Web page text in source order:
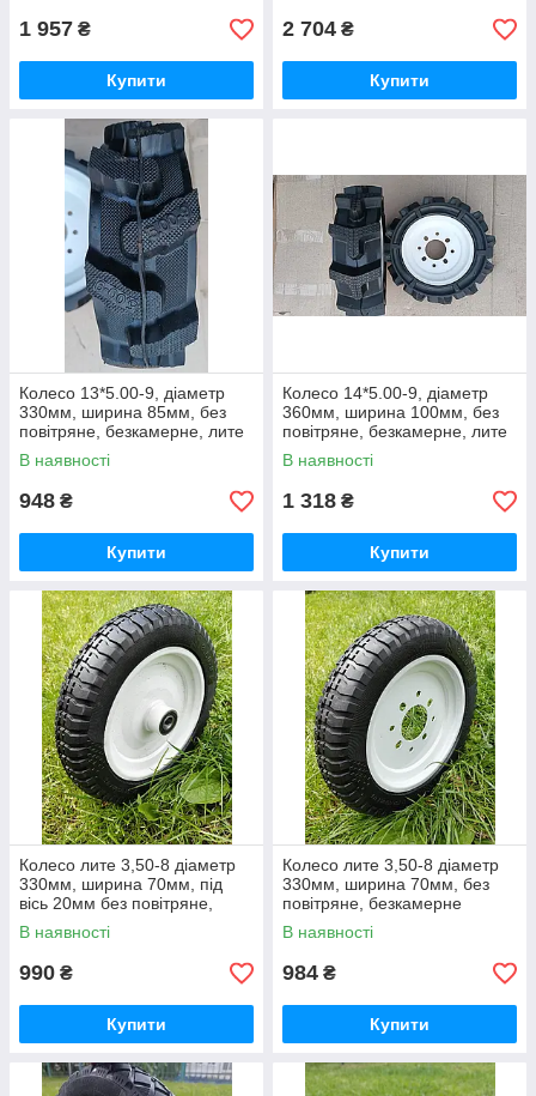
1 957 ₴
Купити
2 704 ₴
Купити
Колесо 13*5.00-9, діаметр
330мм, ширина 85мм, без
повітряне, безкамерне, лите
колесо
В наявності
948 ₴
Купити
Колесо 14*5.00-9, діаметр
360мм, ширина 100мм, без
повітряне, безкамерне, лите
колесо
В наявності
1 318 ₴
Купити
Колесо лите 3,50-8 діаметр
330мм, ширина 70мм, під
вісь 20мм без повітряне,
безкамерне гусматик
В наявності
990 ₴
Купити
Колесо лите 3,50-8 діаметр
330мм, ширина 70мм, без
повітряне, безкамерне
гусматик
В наявності
984 ₴
Купити